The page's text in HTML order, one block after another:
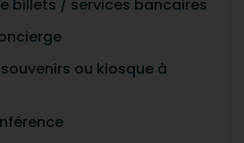
billets / services bancaires
ou kiosque à